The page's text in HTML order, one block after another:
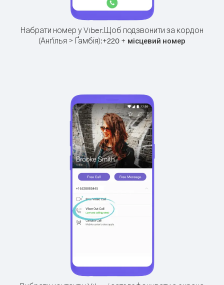
Набрати номер у Viber.Щоб подзвонити за кордон
(Анґілья > Ґамбія):+220 + місцевий номер